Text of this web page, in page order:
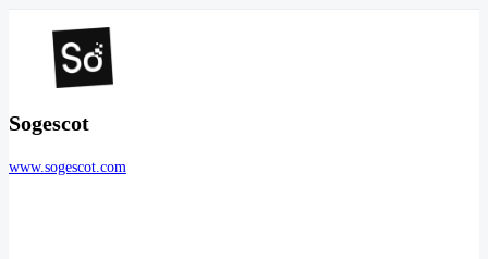
Sogescot
www.sogescot.com